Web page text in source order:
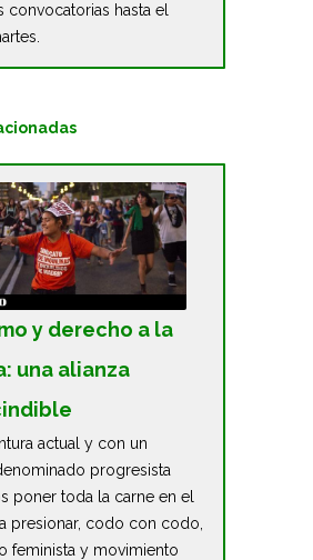
convocatorias hasta el
y derecho a la
una alianza
actual y con un
progresista
poner toda la carne en el
presionar, codo con codo,
feminista y movimiento